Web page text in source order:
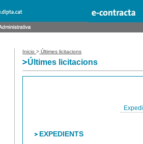
Inicio> Últimes licitacions
Últimes licitacions
EXPEDIENTS